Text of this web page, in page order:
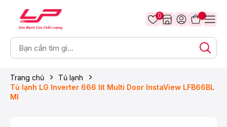
0
Trang chủ
Tủ lạnh
Tủ lạnh LG Inverter 666 lít Multi Door InstaView LFB66BL
MI